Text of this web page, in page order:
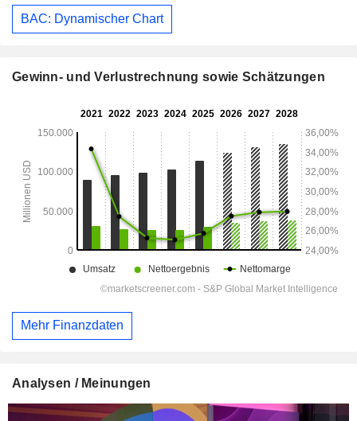
BAC: Dynamischer Chart
Gewinn- und Verlustrechnung sowie Schätzungen
Mehr Finanzdaten
Analysen / Meinungen